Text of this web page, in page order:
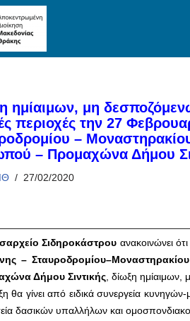
ημίαιμων, μη
περιοχές την 27
–
– Προμαχώνα Δήμου
27/02/2020
Σιδηροκάστρου ανακοινώνει
–
Δήμου Σιντικής , δίωξη
θα γίνει από ειδικά συνεργεία
δασικών υπαλλήλων και